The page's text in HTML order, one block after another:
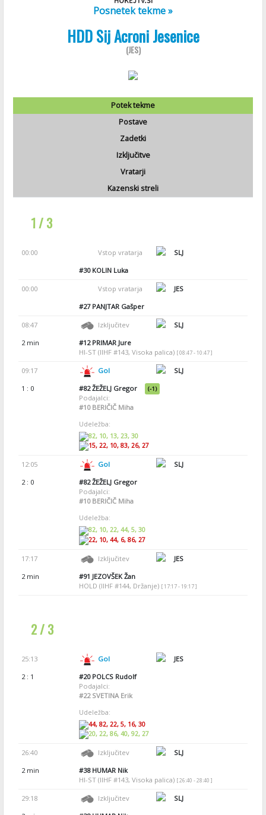
Posnetek tekme »
HDD Sij Acroni Jesenice
(JES)
Potek tekme
Postave
Zadetki
Izključitve
Vratarji
Kazenski streli
1 / 3
00:00 Vstop vratarja
SLJ
#30KOLIN Luka
00:00 Vstop vratarja
JES
#27PANJTAR Gašper
08:47 Izključitev
SLJ
2 min
#12PRIMAR Jure
HI-ST (IIHF #143, Visoka palica) [ 08:47 - 10:47 ]
09:17 Gol
SLJ
1 : 0
#82ŽEŽELJ Gregor (-1)
Podajalci:
#10BERIČIČ Miha
Udeležba:
82, 10, 13, 23, 30
15, 22, 10, 83, 26, 27
12:05 Gol
SLJ
2 : 0
#82ŽEŽELJ Gregor
Podajalci:
#10BERIČIČ Miha
Udeležba:
82, 10, 22, 44, 5, 30
22, 10, 44, 6, 86, 27
17:17 Izključitev
JES
2 min
#91 JEZOVŠEK Žan
HOLD (IIHF #144, Držanje) [ 17:17 - 19:17 ]
2 / 3
25:13 Gol
JES
2 : 1
#20POLCS Rudolf
Podajalci:
#22SVETINA Erik
Udeležba:
44, 82, 22, 5, 16, 30
20, 22, 86, 40, 92, 27
26:40 Izključitev
SLJ
2 min
#38HUMAR Nik
HI-ST (IIHF #143, Visoka palica) [ 26:40 - 28:40 ]
29:18 Izključitev
SLJ